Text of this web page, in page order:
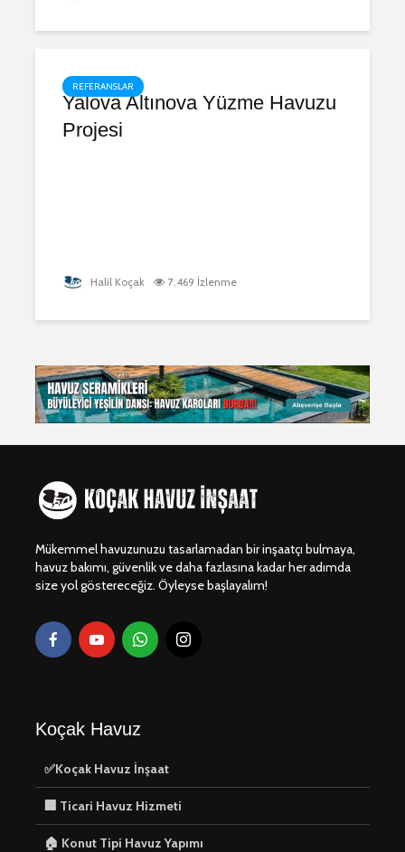
REFERANSLAR
Yalova Altınova Yüzme Havuzu
Projesi
Halil Koçak 7.469 İzlenme
Mükemmel havuzunuzu tasarlamadan bir inşaatçı bulmaya,
havuz bakımı, güvenlik ve daha fazlasına kadar her adımda
size yol göstereceğiz. Öyleyse başlayalım!
Koçak Havuz
✅Koçak Havuz İnşaat
🏢 Ticari Havuz Hizmeti
🏠 Konut Tipi Havuz Yapımı